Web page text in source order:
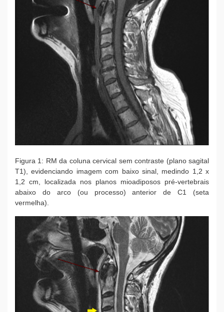
Figura 1: RM da coluna cervical sem contraste (plano sagital
T1), evidenciando imagem com baixo sinal, medindo 1,2 x
1,2 cm, localizada nos planos mioadiposos pré-vertebrais
abaixo do arco (ou processo) anterior de C1 (seta
vermelha).